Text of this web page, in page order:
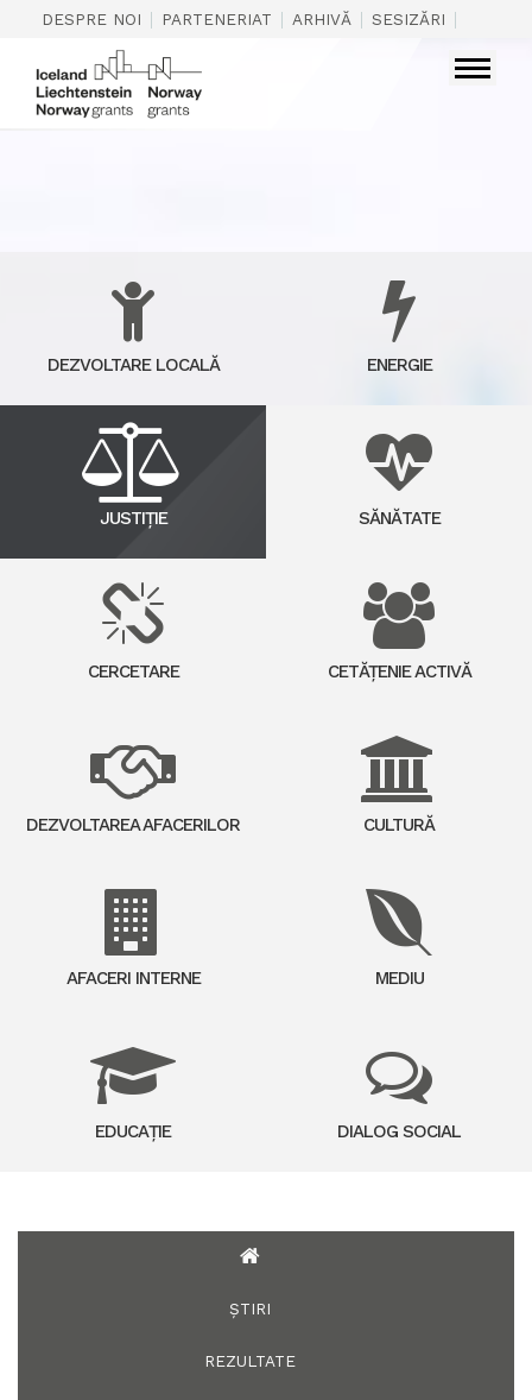
DESPRE NOI | PARTENERIAT | ARHIVĂ | SESIZĂRI |
DEZVOLTARE LOCALĂ ENERGIE
JUSTIȚIE SĂNĂTATE
CERCETARE CETĂȚENIE ACTIVĂ
DEZVOLTAREA AFACERILOR CULTURĂ
AFACERI INTERNE MEDIU
EDUCAȚIE DIALOG SOCIAL
ȘTIRI
REZULTATE